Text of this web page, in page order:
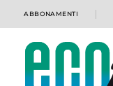
ABBONAMENTI